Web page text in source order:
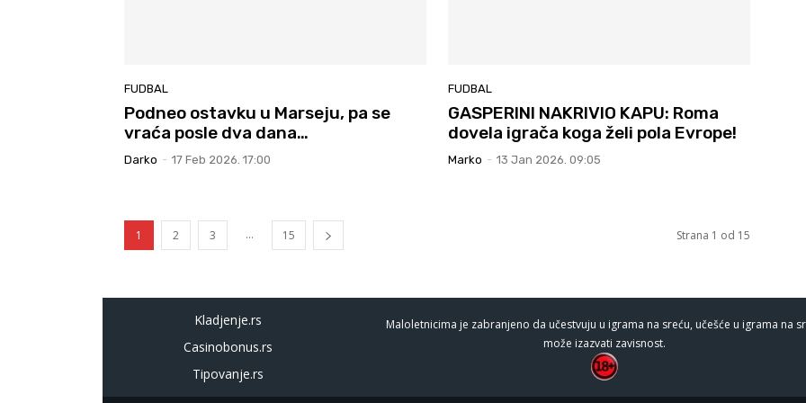
FUDBAL
Podneo ostavku u Marseju, pa se
vraća posle dva dana…
Darko - 17 Feb 2026. 17:00
FUDBAL
GASPERINI NAKRIVIO KAPU: Roma
dovela igrača koga želi pola Evrope!
Marko - 13 Jan 2026. 09:05
1 2 3 ... 15 Strana 1 od 15
Kladjenje.rs
Casinobonus.rs
Tipovanje.rs
Maloletnicima je zabranjeno da učestvuju u igrama na sreću, učešće u igrama na
može izazvati zavisnost.